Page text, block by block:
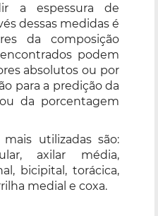
a espessura de
dessas medidas é
da composição
podem
absolutos ou por
para a predição da
da porcentagem
utilizadas são:
axilar média,
bicipital, torácica,
medial e coxa.